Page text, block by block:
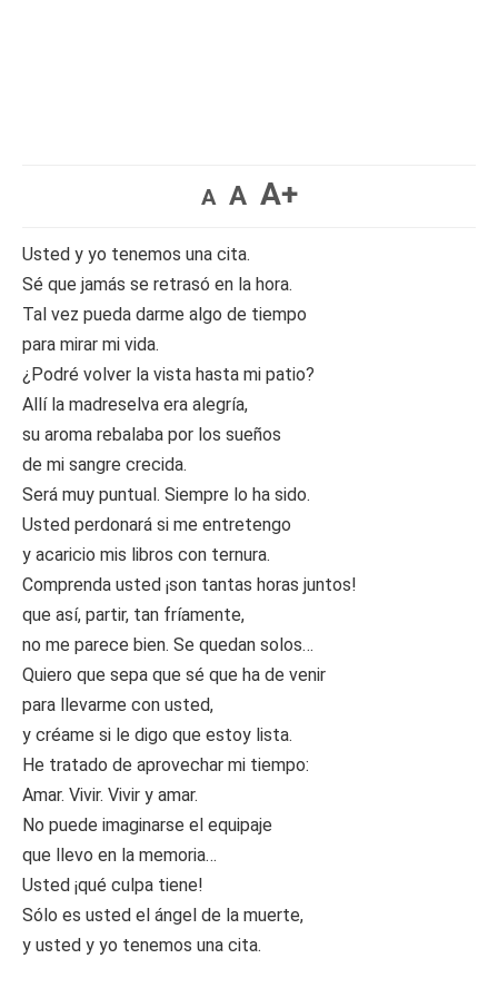
A A A+
Usted y yo tenemos una cita.
Sé que jamás se retrasó en la hora.
Tal vez pueda darme algo de tiempo
para mirar mi vida.
¿Podré volver la vista hasta mi patio?
Allí la madreselva era alegría,
su aroma rebalaba por los sueños
de mi sangre crecida.
Será muy puntual. Siempre lo ha sido.
Usted perdonará si me entretengo
y acaricio mis libros con ternura.
Comprenda usted ¡son tantas horas juntos!
que así, partir, tan fríamente,
no me parece bien. Se quedan solos…
Quiero que sepa que sé que ha de venir
para llevarme con usted,
y créame si le digo que estoy lista.
He tratado de aprovechar mi tiempo:
Amar. Vivir. Vivir y amar.
No puede imaginarse el equipaje
que llevo en la memoria…
Usted ¡qué culpa tiene!
Sólo es usted el ángel de la muerte,
y usted y yo tenemos una cita.